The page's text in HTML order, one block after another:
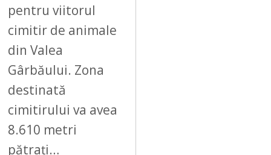
pentru viitorul
cimitir de animale
din Valea
Gârbăului. Zona
destinată
cimitirului va avea
8.610 metri
pătrați…